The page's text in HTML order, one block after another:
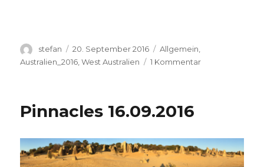
Autor
stefan
Veröffentlicht
am
20. September 2016 Kategorien
Allgemein,
Australien_2016 ,West Australien 1 Kommentarzu
Pinnacles 16.09.2016